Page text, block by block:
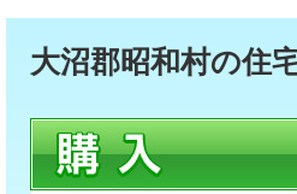
大沼郡昭和村の住